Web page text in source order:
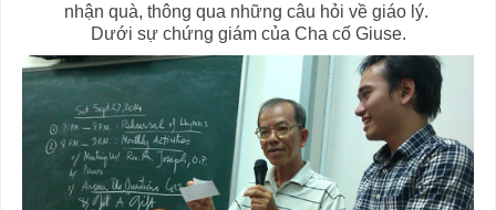
nhận quà, thông qua những câu hỏi về giáo lý.
Dưới sự chứng giám của Cha cố Giuse.